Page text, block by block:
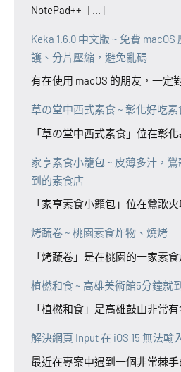
NotePad++ [...]
Keka 1.6.0 中文版 ~ 免費
護、分片壓縮，避免亂碼
有在使用 macOS 的朋友，一定
草の堂中西式素食 ~ 彰化好吃
「草の堂中西式素食」位在彰
家亨素食小籠包 ~ 皮薄多汁，
到的素食店
「家亨素食小籠包」位在鶯歌
烤蔬卷 ~ 桃園素食炸物、燒烤
「烤蔬卷」是在桃園的一家素
植橪和食 ~ 高雄美術館5分鐘就
「植橪和食」是高雄鼓山非常
解決網頁 Input 在 iOS 15 無法輸
最近在專案中遇到一個非常棘